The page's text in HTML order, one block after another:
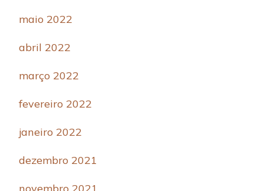
maio 2022
abril 2022
março 2022
fevereiro 2022
janeiro 2022
dezembro 2021